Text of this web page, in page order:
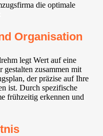
die optimale
Organisation
legt Wert auf eine
gestalten zusammen mit
der präzise auf Ihre
ist. Durch spezifische
frühzeitig erkennen und